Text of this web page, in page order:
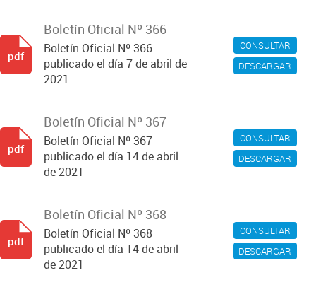
CONSULTAR
DESCARGAR
Boletín Oficial Nº 366
Boletín Oficial Nº 366
publicado el día 7 de abril de
2021
pdf
CONSULTAR
DESCARGAR
Boletín Oficial Nº 367
Boletín Oficial Nº 367
publicado el día 14 de abril
de 2021
pdf
CONSULTAR
DESCARGAR
Boletín Oficial Nº 368
Boletín Oficial Nº 368
publicado el día 14 de abril
de 2021
pdf